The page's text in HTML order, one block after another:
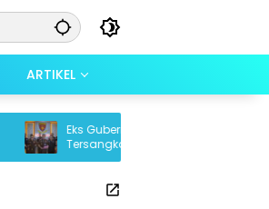
ARTIKEL
Eks Gubernur Lampung Arinal Djunaidi
Tersangka Dugaan Korupsi Dana PI
USD17,2 Juta